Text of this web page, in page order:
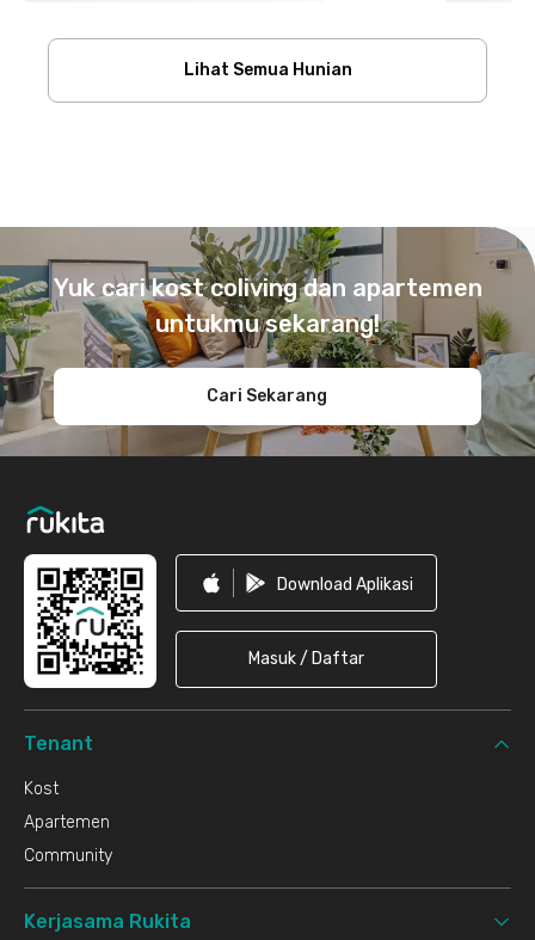
Lihat Semua Hunian
Yuk cari kost coliving dan apartemen
untukmu sekarang!
Cari Sekarang
Download Aplikasi
Masuk / Daftar
Tenant
Kost
Apartemen
Community
Kerjasama Rukita